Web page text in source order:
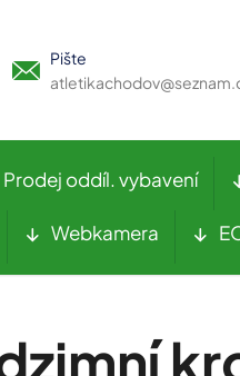
Pište
Prodej oddíl. vybavení
Webkamera